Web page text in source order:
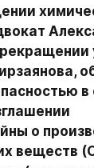
в
о
веществ